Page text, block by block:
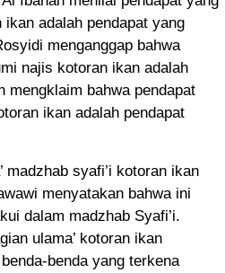
adalah pendapat yang
menganggap bahwa
najis kotoran ikan adalah
mengklaim bahwa pendapat
ikan adalah pendapat
madzhab syafi’i kotoran ikan
menyatakan bahwa ini
dalam madzhab Syafi’i.
ulama’ kotoran ikan
benda yang terkena